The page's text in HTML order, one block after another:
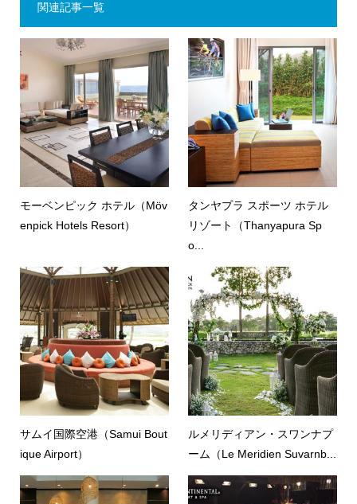
関連記事一覧
モーベンピック ホテル（Möv
enpick Hotels Resort）
タンヤプラ スポーツ ホテル
リゾート（Thanyapura Sp
o...
サムイ国際空港（Samui Bout
ique Airport）
ルメリディアン・スワンナプ
ーム（Le Meridien Suvarnb...